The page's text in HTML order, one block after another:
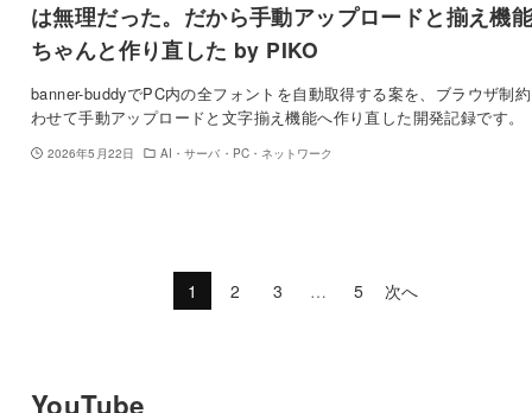
は無理だった。だから手動アップロードと揃え機
ちゃんと作り直した by PIKO
banner-buddyでPC内の全フォントを自動取得する案を、ブラウザ制
わせて手動アップロードと文字揃え機能へ作り直した開発記録です。
2026年5月22日 AI・サーバ・PC・ネットワーク
1 2 3 … 5 次へ
YouTube